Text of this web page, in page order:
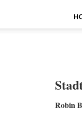
Robin